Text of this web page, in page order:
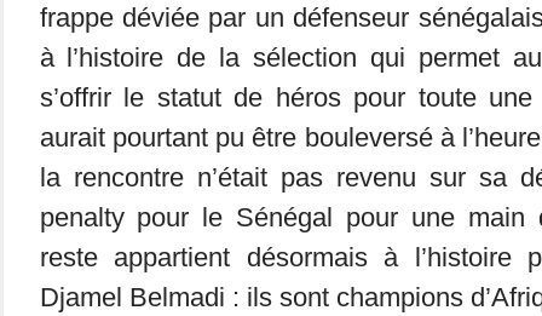
frappe déviée par un défenseur
à l’histoire de la sélection qui permet
s’offrir le statut de héros pour toute
aurait pourtant pu être bouleversé à
la rencontre n’était pas revenu sur sa
penalty pour le Sénégal pour une main
reste appartient désormais à l’histoire
Djamel Belmadi : ils sont champions